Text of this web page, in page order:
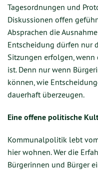
Tagesordnungen und
Diskussionen offen
Absprachen die
Entscheidung dürfen nur
Sitzungen erfolgen,
ist. Denn nur wenn
können, wie
dauerhaft überzeugen.
Eine offene politische
Kommunalpolitik lebt
hier wohnen. Wer die
Bürgerinnen und Bürger